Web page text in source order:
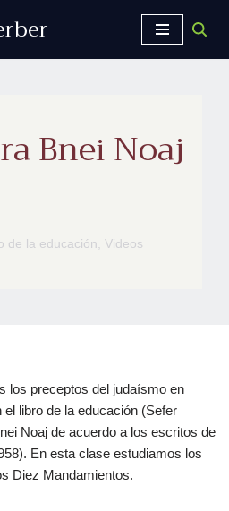
Bnei Noaj
de la educación, Videos
los preceptos del judaísmo en
libro de la educación (Sefer
Noaj de acuerdo a los escritos de
En esta clase estudiamos los
Diez Mandamientos.